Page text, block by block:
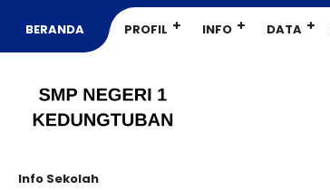
BERANDA PROFIL INFO DATA
Info Sekolah